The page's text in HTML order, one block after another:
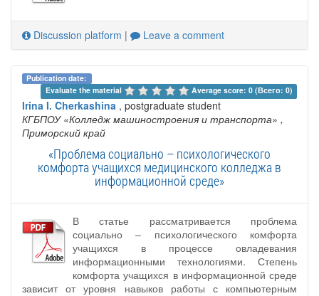
Discussion platform | Leave a comment
Publication date:
Evaluate the material
Average score: 0 (Всего: 0)
Irina I. Cherkashina , postgraduate student
КГБПОУ «Колледж машиностроения и транспорта» ,
Приморский край
«Проблема социально – психологического
комфорта учащихся медицинского колледжа в
информационной среде»
В статье рассматривается проблема
социально – психологического комфорта
учащихся в процессе овладевания
информационными технологиями. Степень
комфорта учащихся в информационной среде
зависит от уровня навыков работы с компьютерным